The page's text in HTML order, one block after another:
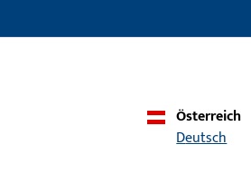
Österreich
Deutsch